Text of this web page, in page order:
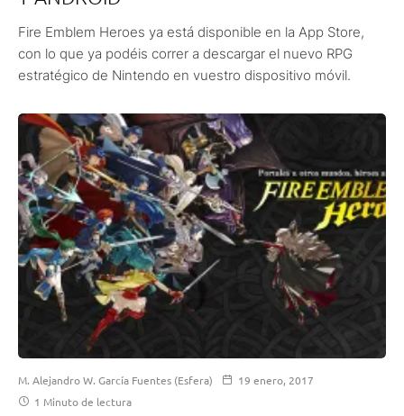
Fire Emblem Heroes ya está disponible en la App Store,
con lo que ya podéis correr a descargar el nuevo RPG
estratégico de Nintendo en vuestro dispositivo móvil.
M. Alejandro W. García Fuentes (Esfera)
19 enero, 2017
1 Minuto de lectura